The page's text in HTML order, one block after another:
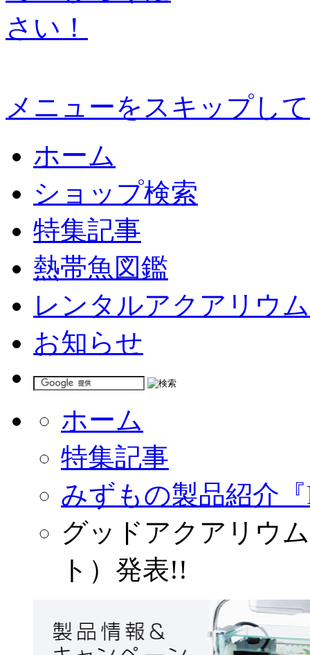
メニューをスキップし
ホーム
ショップ検索
特集記事
熱帯魚図鑑
レンタルアクアリウム
お知らせ
ホーム
特集記事
みずもの製品紹介『
グッドアクアリウ
ト）発表!!